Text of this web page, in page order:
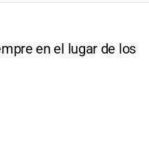
en el lugar de los